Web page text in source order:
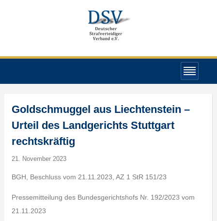
Goldschmuggel aus Liechtenstein –
Urteil des Landgerichts Stuttgart
rechtskräftig
21. November 2023
BGH, Beschluss vom 21.11.2023, AZ 1 StR 151/23
Pressemitteilung des Bundesgerichtshofs Nr. 192/2023 vom
21.11.2023